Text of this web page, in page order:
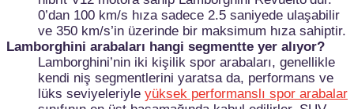
0’dan 100 km/s hıza sadece 2.5 saniyede ulaşabilir
ve 350 km/s’in üzerinde bir maksimum hıza sahiptir.
Lamborghini arabaları hangi segmentte yer alıyor?
Lamborghini’nin iki kişilik spor arabaları, genellikle
kendi niş segmentlerini yaratsa da, performans ve
lüks seviyeleriyle yüksek performanslı spor arabalar